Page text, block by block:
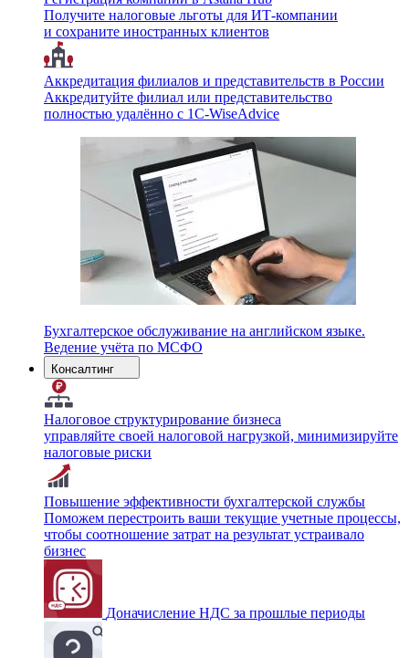
Получите налоговые льготы для ИТ-компании
и сохраните иностранных клиентов
Аккредитация филиалов и представительств в России
Аккредитуйте филиал или представительство
полностью удалённо с 1C-WiseAdvice
Бухгалтерское обслуживание на английском языке.
Ведение учёта по МСФО
Консалтинг
Налоговое структурирование бизнеса
управляйте своей налоговой нагрузкой, минимизируйте
налоговые риски
Повышение эффективности бухгалтерской службы
Поможем перестроить ваши текущие учетные процессы,
чтобы соотношение затрат на результат устраивало
бизнес
Доначисление НДС за прошлые периоды